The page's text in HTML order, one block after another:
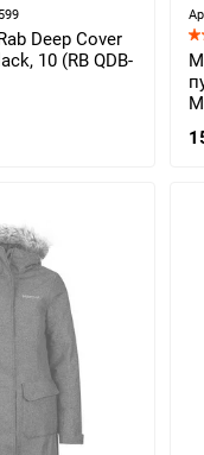
Deep Cover
10 (RB QDB-